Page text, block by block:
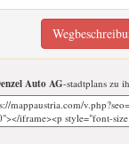
Auto AG-stadtplans zu